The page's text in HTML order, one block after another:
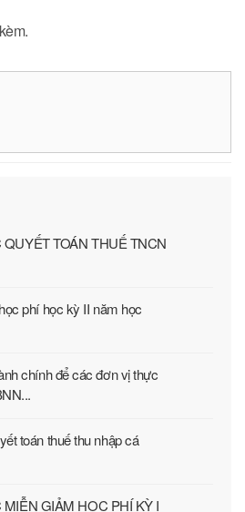
TOÁN THUẾ TNCN
phí học kỳ II năm học
chính để các đơn vị thực
toán thuế thu nhập cá
GIẢM HỌC PHÍ KỲ I